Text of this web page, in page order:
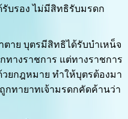
บรอง ไม่มีสิทธิรับมรดก
ตาย บุตรมีสิทธิได้รับบำเหน็จ
ทางราชการ แต่ทางราชการ
วยกฎหมาย ทำให้บุตรต้องมา
ทายาทเจ้ามรดกคัดค้านว่า